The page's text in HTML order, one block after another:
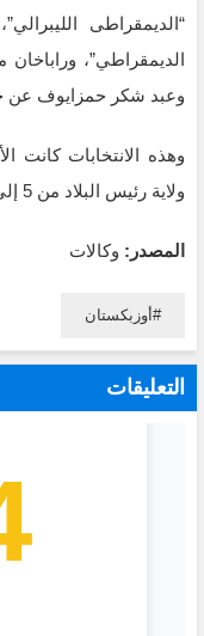
“الديمقراطى
الديمقراطي”،
وعبد شكر حمزايوف عن
وهذه الانتخابات كانت
ولاية رئيس البلاد من 5 إلى 7 سنوات.
المصدر: وكالات
أوزبكستان
التعليقات